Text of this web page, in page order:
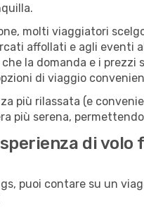
molti viaggiatori
affollati e agli eventi
la domanda e i
di viaggio
più rilassata (e
più serena,
di
puoi contare su un